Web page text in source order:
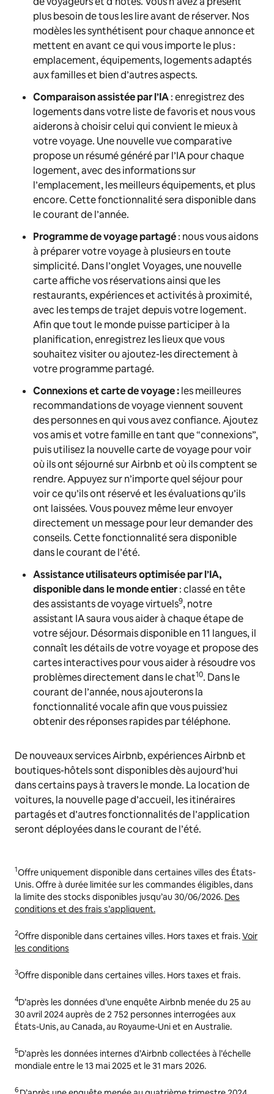
plus besoin de tous les lire avant de réserver. Nos
modèles les synthétisent pour chaque annonce et
mettent en avant ce qui vous importe le plus :
emplacement, équipements, logements adaptés
aux familles et bien d’autres aspects.
Comparaison assistée par l’IA:enregistrez des
logements dans votre liste de favoris et nous vous
aiderons à choisir celui qui convient le mieux à
votre voyage. Une nouvelle vue comparative
propose un résumé généré par l’IA pour chaque
logement, avec des informations sur
l’emplacement, les meilleurs équipements, et plus
encore. Cette fonctionnalité sera disponible dans
le courant de l’année.
Programme de voyage partagé: nous vous aidons
à préparer votre voyage à plusieurs en toute
simplicité. Dans l’onglet Voyages, une nouvelle
carte affiche vos réservations ainsi que les
restaurants, expériences et activités à proximité,
avec les temps de trajet depuis votre logement.
Afin que tout le monde puisse participer à la
planification, enregistrez les lieux que vous
souhaitez visiter ou ajoutez-les directement à
votre programme partagé.
Connexions et carte de voyage :les meilleures
recommandations de voyage viennent souvent
des personnes en qui vous avez confiance. Ajoutez
vos amis et votre famille en tant que “connexions”,
puis utilisez la nouvelle carte de voyage pour voir
où ils ont séjourné sur Airbnb et où ils comptent se
rendre. Appuyez sur n’importe quel séjour pour
voir ce qu’ils ont réservé et les évaluations qu’ils
ont laissées. Vous pouvez même leur envoyer
directement un message pour leur demander des
conseils. Cette fonctionnalité sera disponible
dans le courant de l’été.
Assistance utilisateurs optimisée par l’IA,
disponible dans le monde entier: classé en tête
des assistants de voyage virtuels9, notre
assistant IA saura vous aider à chaque étape de
votre séjour. Désormais disponible en 11 langues, il
connaît les détails de votre voyage et propose des
cartes interactives pour vous aider à résoudre vos
problèmes directement dans le chat10. Dans le
courant de l’année, nous ajouterons la
fonctionnalité vocale afin que vous puissiez
obtenir des réponses rapides par téléphone.
De nouveaux services Airbnb, expériences Airbnb et
boutiques-hôtels sont disponibles dès aujourd’hui
dans certains pays à travers le monde. La location de
voitures, la nouvelle page d’accueil, les itinéraires
partagés et d’autres fonctionnalités de l’application
seront déployées dans le courant de l’été.
1Offre uniquement disponible dans certaines villes des États-
Unis. Offre à durée limitée sur les commandes éligibles, dans
la limite des stocks disponibles jusqu’au 30/06/2026. Des
conditions et des frais s’appliquent.
2Offre disponible dans certaines villes. Hors taxes et frais.Voir
les conditions
3Offre disponible dans certaines villes. Hors taxes et frais.
4D’après les données d’une enquête Airbnb menée du 25 au
30 avril 2024 auprès de 2 752 personnes interrogées aux
États-Unis, au Canada, au Royaume-Uni et en Australie.
5D’après les données internes d’Airbnb collectées à l’échelle
mondiale entre le 13 mai 2025 et le 31 mars 2026.
6